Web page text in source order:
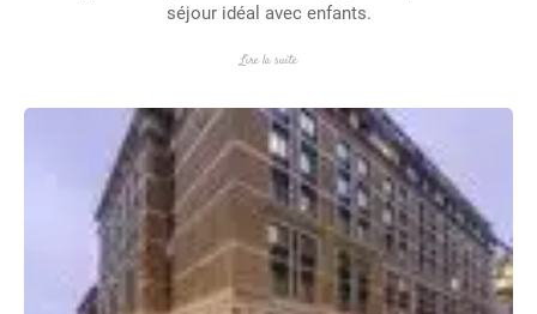
séjour idéal avec enfants.
Lire la suite